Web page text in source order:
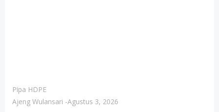
Pipa HDPE
Ajeng Wulansari -Agustus 3, 2026